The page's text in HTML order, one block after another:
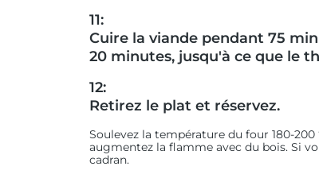
11:
Cuire la viande pendant 75
20 minutes, jusqu'à ce que le
12:
Retirez le plat et réservez.
Soulevez la température du four 180-
augmentez la flamme avec du bois. Si
cadran.